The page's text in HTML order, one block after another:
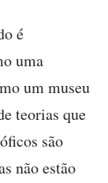
é
uma
um museu
teorias que
são
não estão